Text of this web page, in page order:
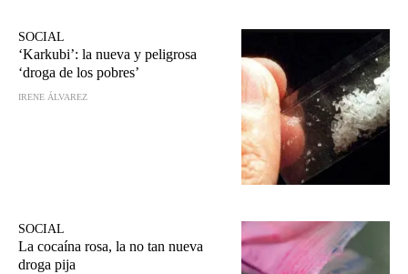
SOCIAL
‘Karkubi’: la nueva y peligrosa
‘droga de los pobres’
IRENE ÁLVAREZ
SOCIAL
La cocaína rosa, la no tan nueva
droga pija